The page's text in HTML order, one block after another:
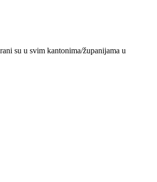
su u svim kantonima/županijama u